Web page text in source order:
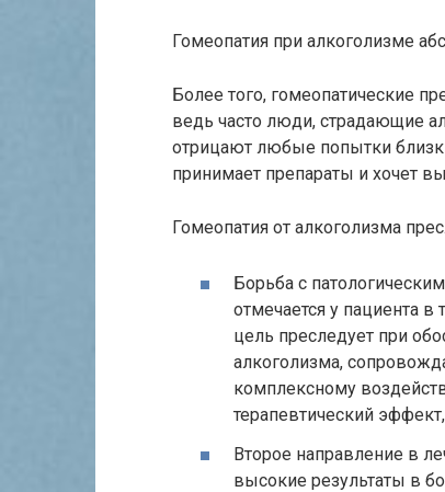
Гомеопатия при алкоголизме
Более того, гомеопатические
ведь часто люди, страдающие
отрицают любые попытки
принимает препараты и хочет
Гомеопатия от алкоголизма
Борьба с
отмечается у пациента
цель преследует при
алкоголизма,
комплексному
терапевтический
Второе направление в
высокие результаты в